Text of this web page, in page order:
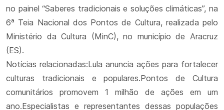
no painel “Saberes tradicionais e soluções climáticas”, na
6ª Teia Nacional dos Pontos de Cultura, realizada pelo
Ministério da Cultura (MinC), no município de Aracruz
(ES).
Notícias relacionadas:Lula anuncia ações para fortalecer
culturas tradicionais e populares.Pontos de Cultura
comunitários promovem 1 milhão de ações em um
ano.Especialistas e representantes dessas populações